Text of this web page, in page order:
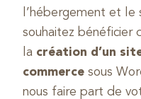
l’hébergement et le
souhaitez bénéficier
la création d’un
commerce sous
nous faire part de